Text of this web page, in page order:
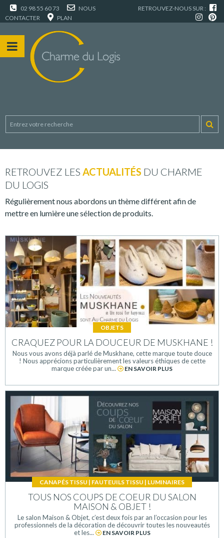
02 98 55 60 73
NOUS
CONTACTER
PLAN
RETROUVEZ-NOUS SUR :
RETROUVEZ LES ACTUALITÉS DU CHARME
DU LOGIS
Régulièrement nous abordons un thème différent afin de
mettre en lumière une sélection de produits.
OBJETS
CRAQUEZ POUR LA DOUCEUR DE MUSKHANE !
Nous vous avons déjà parlé de Muskhane, cette marque toute douce
! Nous apprécions particulièrement les valeurs éthiques de cette
marque créée par un...
EN SAVOIR PLUS
CANAPÉS TISSU | FAUTEUILS TISSU | LUMINAIRES
TOUS NOS COUPS DE COEUR DU SALON
MAISON & OBJET !
Le salon Maison & Objet, c’est deux fois par an l’occasion pour les
professionnels de la décoration de découvrir toutes les nouveautés
et les...
EN SAVOIR PLUS